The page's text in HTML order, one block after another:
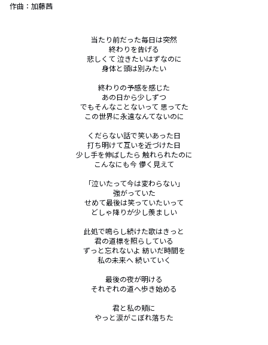
作曲： 加藤茜
当たり前だった毎日は突然
終わりを告げる
悲しくて 泣きたいはずなのに
身体と頭は別みたい
終わりの予感を感じた
あの日から少しずつ
でもそんなことないって 思ってた
この世界に永遠なんてないのに
くだらない話で笑いあった日
打ち明けて互いを近づけた日
少し手を伸ばしたら 触れられたのに
こんなにも今 儚く見えて
「泣いたって今は変わらない」
強がっていた
せめて最後は笑っていたいって
どしゃ降りが少し羨ましい
此処で鳴らし続けた歌はきっと
君の道標を照らしている
ずっと忘れないよ 紡いだ時間を
私の未来へ 続いていく
最後の夜が明ける
それぞれの道へ歩き始める
君と私の頬に
やっと涙がこぼれ落ちた